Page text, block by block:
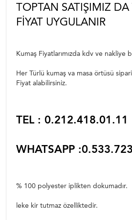
TOPTAN SATIŞIMIZ DA
FIYAT UYGULANIR
Kumaş Fiyatlarımızda kdv ve
Her Türlü kumaş va masa örtüsü
Fiyat alabilirsiniz.
TEL : 0.212.418.01.11
WHATSAPP
% 100 polyester iplikten dokumadır.
leke kir tutmaz özelliktedir.